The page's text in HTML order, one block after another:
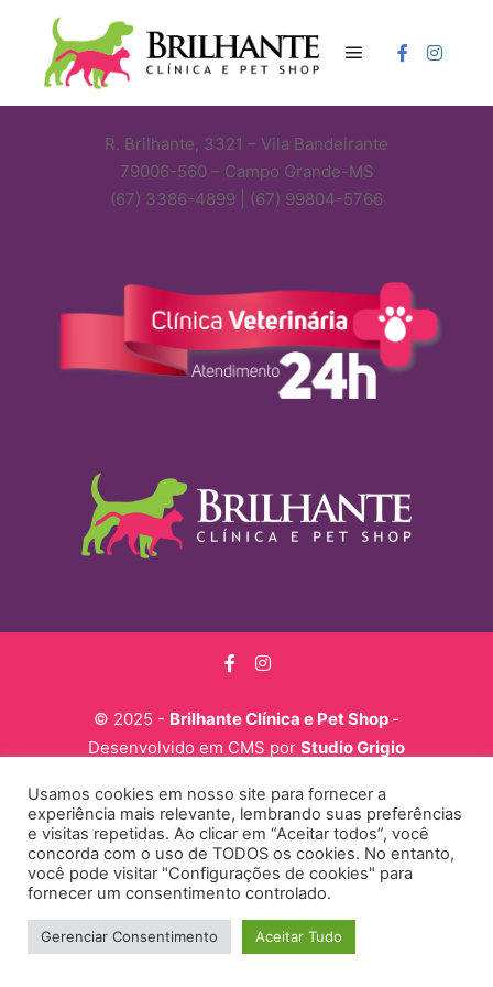
R. Brilhante, 3321 – Vila Bandeirante
79006-560 – Campo Grande-MS
(67) 3386-4899 | (67) 99804-5766
© 2025 - Brilhante Clínica e Pet Shop -
Desenvolvido em CMS por Studio Grigio
Usamos cookies em nosso site para fornecer a
experiência mais relevante, lembrando suas preferências
e visitas repetidas. Ao clicar em “Aceitar todos”, você
concorda com o uso de TODOS os cookies. No entanto,
você pode visitar "Configurações de cookies" para
fornecer um consentimento controlado.
Gerenciar Consentimento Aceitar Tudo